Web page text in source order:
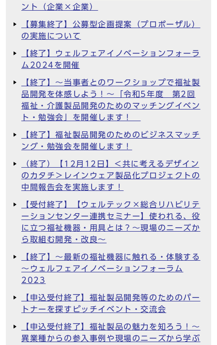
ント（企業×企業）
【募集終了】公募型企画提案（プロポーザル）
の実施について
【終了】ウェルフェアイノベーションフォーラ
ム2024を開催
【終了】～当事者とのワークショップで福祉製
品開発を体感しよう！～「令和5年度 第2回
福祉・介護製品開発のためのマッチングイベン
ト・勉強会」を開催します！
【終了】福祉製品開発のためのビジネスマッチ
ング・勉強会を開催します！
（終了）【12月12日】＜共に考えるデザイン
のカタチ＞レインウェア製品化プロジェクトの
中間報告会を実施します！
【受付終了】【ウェルテック×総合リハビリテ
ーションセンター連携セミナー】使われる、役
に立つ福祉機器・用具とは？～現場のニーズか
ら取組む開発・改良～
【終了】～最新の福祉機器に触れる・体験する
～ウェルフェアイノベーションフォーラム
2023
【申込受付終了】福祉製品開発等のためのパー
トナーを探すピッチイベント・交流会
【申込受付終了】福祉製品の魅力を知ろう！～
異業種からの参入事例や現場のニーズから学ぶ